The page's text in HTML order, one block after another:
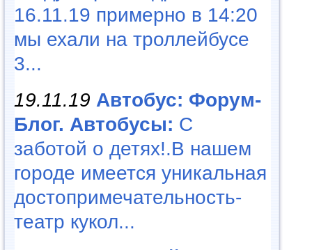
16.11.19 примерно в 14:20
мы ехали на троллейбусе
3...
19.11.19 Автобус: Форум-
Блог. Автобусы: С
заботой о детях!.В нашем
городе имеется уникальная
достопримечательность-
театр кукол...